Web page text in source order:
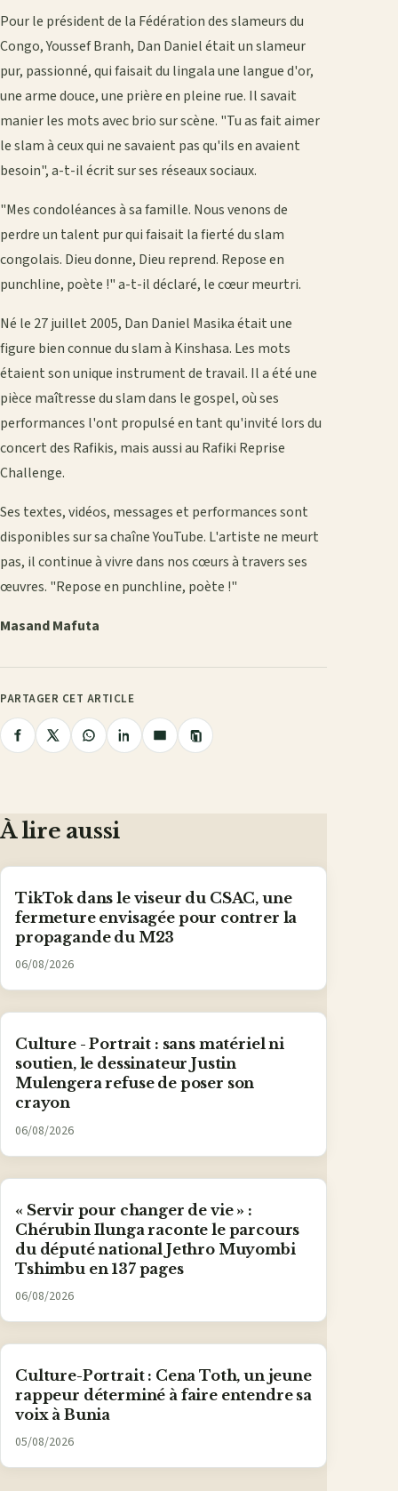
Pour le président de la Fédération des slameurs du
Congo, Youssef Branh, Dan Daniel était un slameur
pur, passionné, qui faisait du lingala une langue d'or,
une arme douce, une prière en pleine rue. Il savait
manier les mots avec brio sur scène. "Tu as fait aimer
le slam à ceux qui ne savaient pas qu'ils en avaient
besoin", a-t-il écrit sur ses réseaux sociaux.
"Mes condoléances à sa famille. Nous venons de
perdre un talent pur qui faisait la fierté du slam
congolais. Dieu donne, Dieu reprend. Repose en
punchline, poète !" a-t-il déclaré, le cœur meurtri.
Né le 27 juillet 2005, Dan Daniel Masika était une
figure bien connue du slam à Kinshasa. Les mots
étaient son unique instrument de travail. Il a été une
pièce maîtresse du slam dans le gospel, où ses
performances l'ont propulsé en tant qu'invité lors du
concert des Rafikis, mais aussi au Rafiki Reprise
Challenge.
Ses textes, vidéos, messages et performances sont
disponibles sur sa chaîne YouTube. L'artiste ne meurt
pas, il continue à vivre dans nos cœurs à travers ses
œuvres. "Repose en punchline, poète !"
Masand Mafuta
PARTAGER CET ARTICLE
PartagerPartagerPartagerPartagerPartager
Copier
le
À lire aussi
TikTok dans le viseur du CSAC, une
fermeture envisagée pour contrer la
propagande du M23
06/08/2026
Culture - Portrait : sans matériel ni
soutien, le dessinateur Justin
Mulengera refuse de poser son
crayon
06/08/2026
« Servir pour changer de vie » :
Chérubin Ilunga raconte le parcours
du député national Jethro Muyombi
Tshimbu en 137 pages
06/08/2026
Culture-Portrait : Cena Toth, un jeune
rappeur déterminé à faire entendre sa
voix à Bunia
05/08/2026